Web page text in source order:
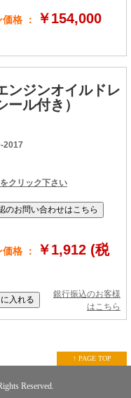
格 ：
￥154,000
ンジンオイルドレ
ール付き）
2017
クリック下さい
格 ：
￥1,912 (税
銀行振込のお客様
はこちら
↑ PAGE TOP
Reserved.